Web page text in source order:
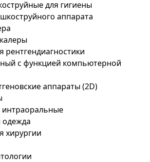
для гигиены
аппарата
рентгендиагностики
с функцией компьютерной
аппараты (2D)
интраоральные
одежда
хирургии